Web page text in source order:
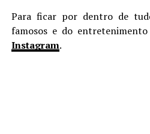
Para ficar por dentro de
famosos e do
Instagram.